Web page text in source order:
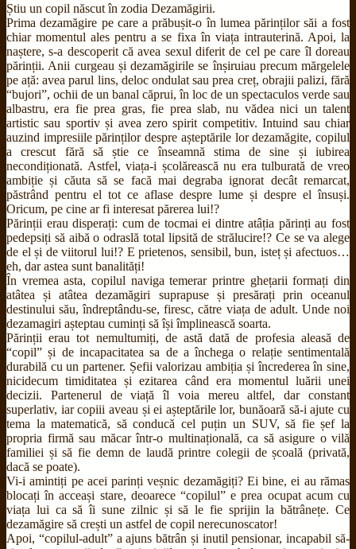
Știu un copil născut în zodia Dezamăgirii.
Prima dezamăgire pe care a prăbușit-o în lumea părinților săi a fost
chiar momentul ales pentru a se fixa în viața intrauterină. Apoi, la
naștere, s-a descoperit că avea sexul diferit de cel pe care îl doreau
părinții. Anii curgeau și dezamăgirile se înșiruiau precum mărgelele
pe ață: avea parul lins, deloc ondulat sau prea creț, obrajii palizi, fără
“bujori”, ochii de un banal căprui, în loc de un spectaculos verde sau
albastru, era fie prea gras, fie prea slab, nu vădea nici un talent
artistic sau sportiv și avea zero spirit competitiv. Intuind sau chiar
auzind impresiile părinților despre așteptările lor dezamăgite, copilul
a crescut fără să știe ce înseamnă stima de sine și iubirea
necondiționată. Astfel, viața-i școlărească nu era tulburată de vreo
ambiție și căuta să se facă mai degraba ignorat decât remarcat,
păstrând pentru el tot ce aflase despre lume și despre el însuși.
Oricum, pe cine ar fi interesat părerea lui!?
Părinții erau disperați: cum de tocmai ei dintre atâția părinți au fost
pedepsiți să aibă o odraslă total lipsită de strălucire!? Ce se va alege
de el și de viitorul lui!? E prietenos, sensibil, bun, isteț și afectuos…
eh, dar astea sunt banalități!
În vremea asta, copilul naviga temerar printre ghețarii formați din
atâtea și atâtea dezamăgiri suprapuse și presărați prin oceanul
destinului său, îndreptându-se, firesc, către viața de adult. Unde noi
dezamagiri așteptau cuminți să își împlinească soarta.
Părinții erau tot nemultumiți, de astă dată de profesia aleasă de
“copil” și de incapacitatea sa de a închega o relație sentimentală
durabilă cu un partener. Șefii valorizau ambiția și încrederea în sine,
nicidecum timiditatea și ezitarea când era momentul luării unei
decizii. Partenerul de viață îl voia mereu altfel, dar constant
superlativ, iar copiii aveau și ei așteptările lor, bunăoară să-i ajute cu
tema la matematică, să conducă cel puțin un SUV, să fie șef la
propria firmă sau măcar într-o multinațională, ca să asigure o vilă
familiei și să fie demn de laudă printre colegii de școală (privată,
dacă se poate).
Vi-i amintiți pe acei parinți veșnic dezamăgiți? Ei bine, ei au rămas
blocați în acceași stare, deoarece “copilul” e prea ocupat acum cu
viața lui ca să îi sune zilnic și să le fie sprijin la bătrânețe. Ce
dezamăgire să crești un astfel de copil nerecunoscator!
Apoi, “copilul-adult” a ajuns bătrân și inutil pensionar, incapabil să-